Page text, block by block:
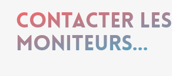
Contacter les
moniteurs...